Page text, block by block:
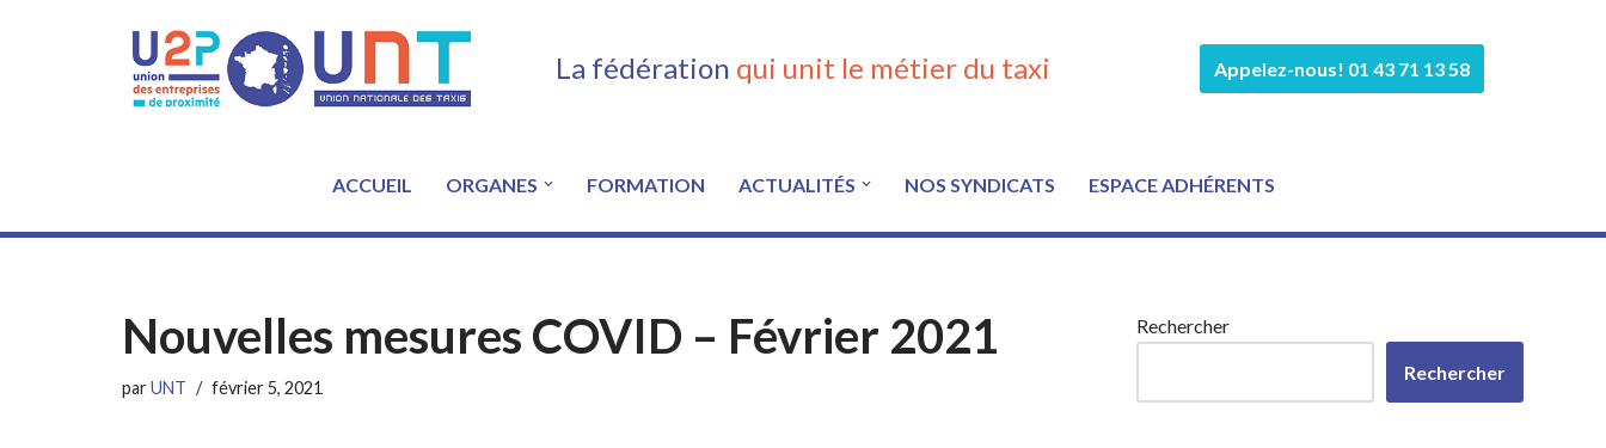
La fédération qui unit le métier du taxi Appelez-nous! 01 43 71 13 58
ACCUEIL ORGANES FORMATION ACTUALITÉS NOS SYNDICATS ESPACE ADHÉRENTS
Nouvelles mesures COVID – Février 2021
parUNT février 5, 2021
Rechercher
Rechercher